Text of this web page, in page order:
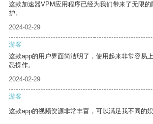
这款加速器VPM应用程序已经为我们带来了无限
护。
2024-02-29
游客
这款app的用户界面简洁明了，使用起来非常容易
悉操作。
2024-02-29
游客
这款app的视频资源非常丰富，可以满足我不同的娱